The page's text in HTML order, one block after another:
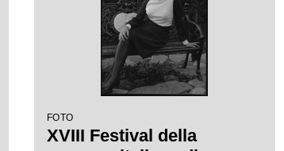
FOTO
XVIII Festival della